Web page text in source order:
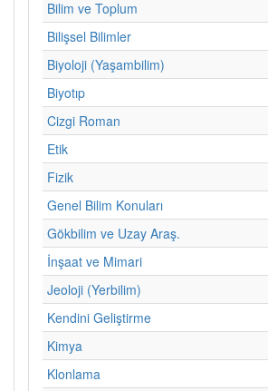
Bilim ve Toplum
Bilişsel Bilimler
Biyoloji (Yaşambilim)
Biyotıp
Cizgi Roman
Etik
Fizik
Genel Bilim Konuları
Gökbilim ve Uzay Araş.
İnşaat ve Mimari
Jeoloji (Yerbilim)
Kendini Geliştirme
Kimya
Klonlama